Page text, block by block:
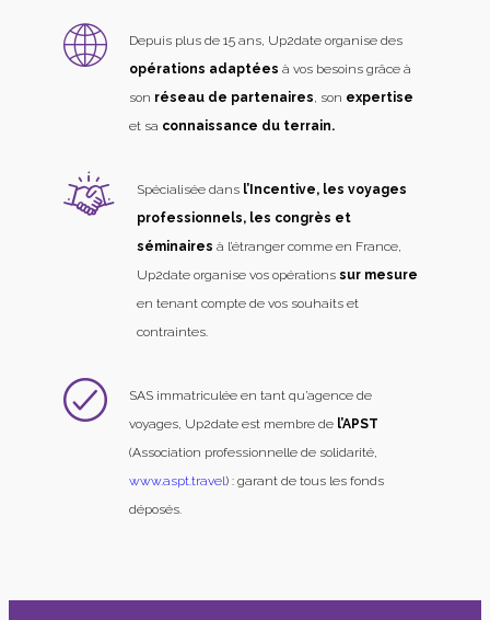
Depuis plus de 15 ans, Up2date organise des
opérations adaptées à vos besoins grâce à
son réseau de partenaires, son expertise
et sa connaissance du terrain.
Spécialisée dans l’Incentive, les voyages
professionnels, les congrès et
séminaires à l’étranger comme en France,
Up2date organise vos opérations sur mesure
en tenant compte de vos souhaits et
contraintes.
SAS immatriculée en tant qu’agence de
voyages, Up2date est membre de l’APST
(Association professionnelle de solidarité,
www.aspt.travel) : garant de tous les fonds
déposés.